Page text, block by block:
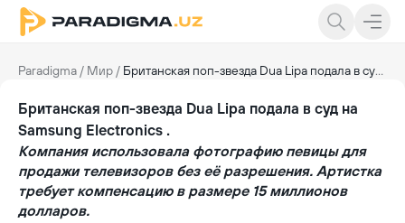
Paradigma / Мир / Британская поп-звезда Dua Lipa подала в суд на Samsung Electronics .
Британская поп-звезда Dua Lipa подала в суд на
Samsung Electronics .
Компания использовала фотографию певицы для
продажи телевизоров без её разрешения. Артистка
требует компенсацию в размере 15 миллионов
долларов.